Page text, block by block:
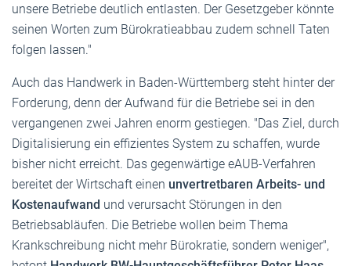
unsere Betriebe deutlich entlasten. Der Gesetzgeber könnte
seinen Worten zum Bürokratieabbau zudem schnell Taten
folgen lassen."
Auch das Handwerk in Baden-Württemberg steht hinter der
Forderung, denn der Aufwand für die Betriebe sei in den
vergangenen zwei Jahren enorm gestiegen. "Das Ziel, durch
Digitalisierung ein effizientes System zu schaffen, wurde
bisher nicht erreicht. Das gegenwärtige eAUB-Verfahren
bereitet der Wirtschaft einen unvertretbaren Arbeits- und
Kostenaufwand und verursacht Störungen in den
Betriebsabläufen. Die Betriebe wollen beim Thema
Krankschreibung nicht mehr Bürokratie, sondern weniger",